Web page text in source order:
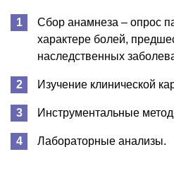
Сбор анамнеза – опрос
характере болей,
наследственных
Изучение клинической
Инструментальные
Лабораторные анализы.